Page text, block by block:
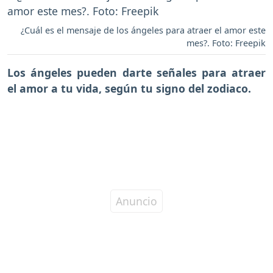
¿Cuál es el mensaje de los ángeles para atraer el amor este
mes?. Foto: Freepik
Los ángeles pueden darte señales para atraer
el amor a tu vida, según tu signo del zodiaco.